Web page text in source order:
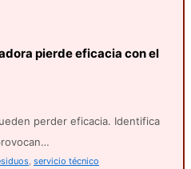
pierde eficacia con el
perder eficacia. Identifica
, servicio técnico